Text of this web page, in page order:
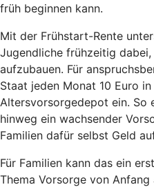
früh beginnen kann.
Mit der Frühstart-Rente
Jugendliche frühzeitig
aufzubauen. Für
Staat jeden Monat 10 Euro
Altersvorsorgedepot ein. So
hinweg ein wachsender
Familien dafür selbst Geld
Für Familien kann das ein
Thema Vorsorge von